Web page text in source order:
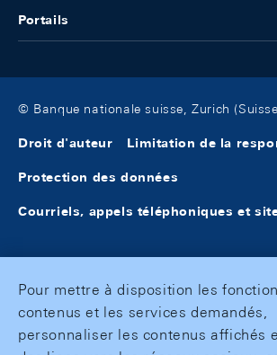
Portails
© Banque nationale suisse, Zurich
Droit d'auteur Limitation de la
Protection des données
Courriels, appels téléphoniques et
Pour mettre à disposition les
contenus et les services demandés,
personnaliser les contenus affichés